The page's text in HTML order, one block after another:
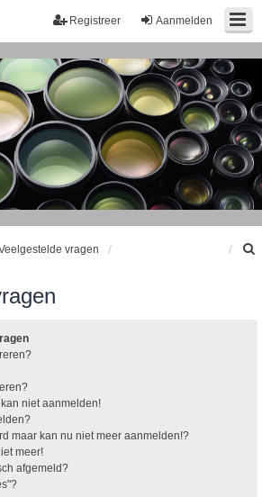
Aanmelden
Registreer
vragen
niet aanmelden!
maar kan nu niet meer aanmelden!?
meer!
afgemeld?